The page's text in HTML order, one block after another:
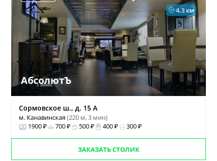
4.3 км
АбсолютЪ
Сормовское ш., д. 15 А
м. Канавинская(220 м, 3 мин)
1900 ₽
700 ₽ 500 ₽ 400 ₽ 300 ₽
ЗАКАЗАТЬ СТОЛИК